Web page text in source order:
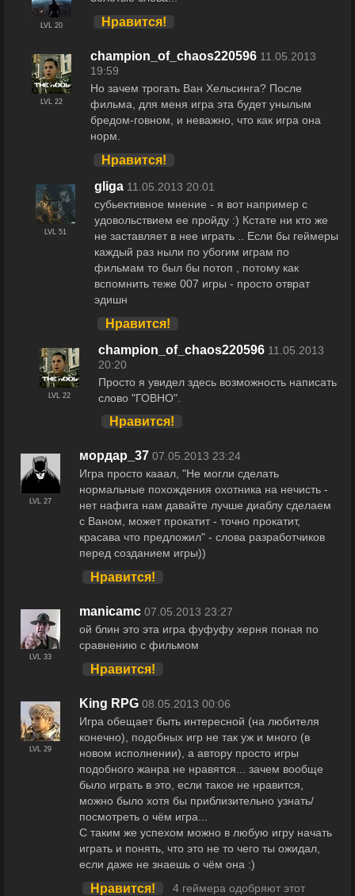
LVL 20 Нравится!
LVL 22
champion_of_chaos220596 11.05.2013
19:59
Но зачем трогать Ван Хельсинга? После
фильма, для меня игра эта будет унылым
бредом-говном, и неважно, что как игра она
норм.
Нравится!
LVL 51
gliga 11.05.2013 20:01
субьективное мнение - я вот например с
удовольствием ее пройду :) Кстате ни кто же
не заставляет в нее играть .. Если бы геймеры
каждый раз ныли по убогим играм по
фильмам то был бы потоп , потому как
вспомнить теже 007 игры - просто отврат
эдишн
Нравится!
LVL 22
champion_of_chaos220596 11.05.2013
20:20
Просто я увидел здесь возможность написать
слово "ГОВНО".
Нравится!
LVL 27
мордар_37 07.05.2013 23:24
Игра просто кааал, "Не могли сделать
нормальные похождения охотника на нечисть -
нет нафига нам давайте лучше диаблу сделаем
с Ваном, может прокатит - точно прокатит,
красава что предложил" - слова разработчиков
перед созданием игры))
Нравится!
LVL 33
manicamc 07.05.2013 23:27
ой блин это эта игра фуфуфу херня поная по
сравнению с фильмом
Нравится!
LVL 29
King RPG 08.05.2013 00:06
Игра обещает быть интересной (на любителя
конечно), подобных игр не так уж и много (в
новом исполнении), а автору просто игры
подобного жанра не нравятся... зачем вообще
было играть в это, если такое не нравится,
можно было хотя бы приблизительно узнать/
посмотреть о чём игра...
С таким же успехом можно в любую игру начать
играть и понять, что это не то чего ты ожидал,
если даже не знаешь о чём она :)
Нравится!
4 геймера одобряют этот